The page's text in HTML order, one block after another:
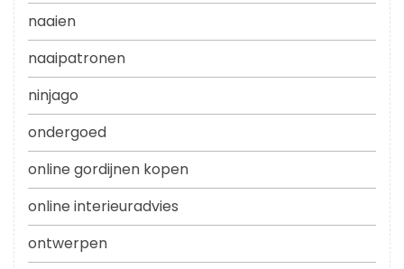
naaien
naaipatronen
ninjago
ondergoed
online gordijnen kopen
online interieuradvies
ontwerpen